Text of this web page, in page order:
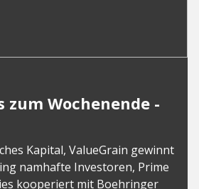
zum Wochenende -
Kapital, ValueGrain gewinnt
namhafte Investoren, Prime
kooperiert mit Boehringer